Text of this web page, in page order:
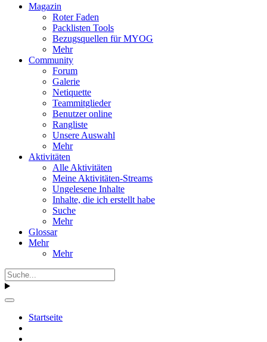
Magazin
Roter Faden
Packlisten Tools
Bezugsquellen für MYOG
Mehr
Community
Forum
Galerie
Netiquette
Teammitglieder
Benutzer online
Rangliste
Unsere Auswahl
Mehr
Aktivitäten
Alle Aktivitäten
Meine Aktivitäten-Streams
Ungelesene Inhalte
Inhalte, die ich erstellt habe
Suche
Mehr
Glossar
Mehr
Mehr
Startseite